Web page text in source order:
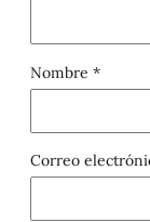
Nombre *
Correo